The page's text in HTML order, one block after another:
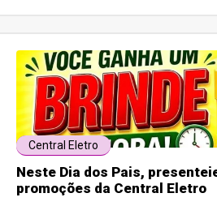
Central Eletro
Neste Dia dos Pais,
promoções da Central Eletro